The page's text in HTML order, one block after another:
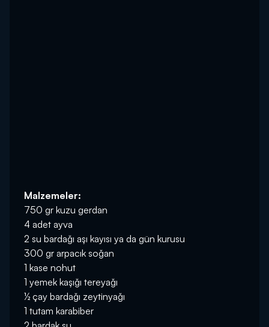
Malzemeler:
750 gr kuzu gerdan
4 adet ayva
2 su bardağı aşı kayısı ya da gün kurusu
300 gr arpacık soğan
1 kase nohut
1 yemek kaşığı tereyağı
½ çay bardağı zeytinyağı
1 tutam karabiber